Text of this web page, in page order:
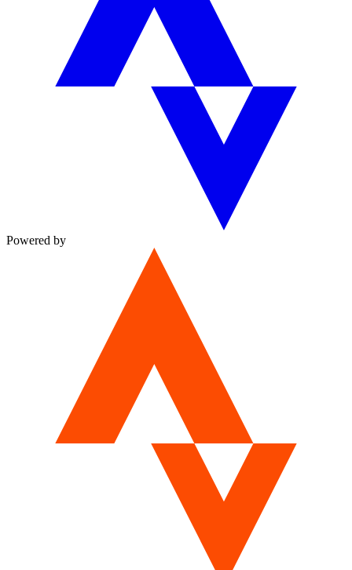
Powered by